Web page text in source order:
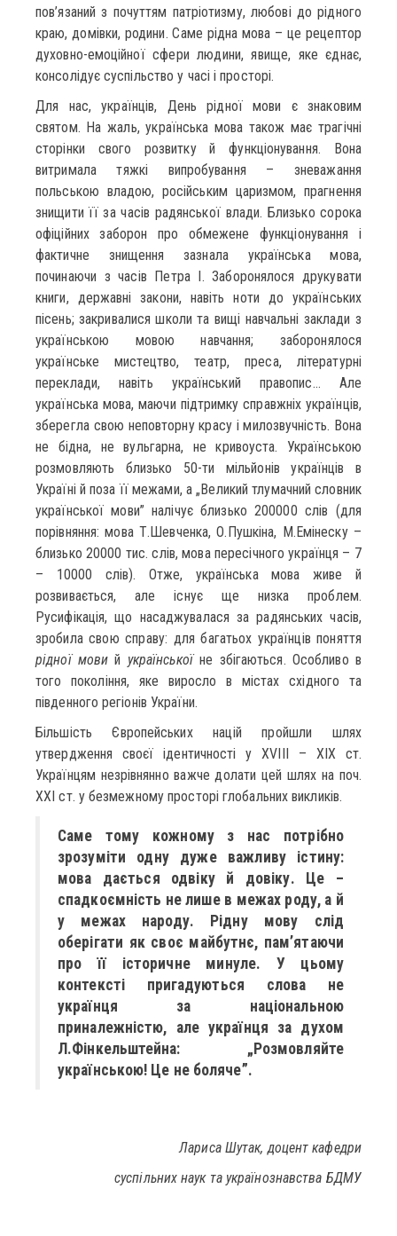
пов’язаний з почуттям патріотизму, любові до рідного
краю, домівки, родини. Саме рідна мова – це рецептор
духовно-емоційної сфери людини, явище, яке єднає,
консолідує суспільство у часі і просторі.
Для нас, українців, День рідної мови є знаковим
святом. На жаль, українська мова також має трагічні
сторінки свого розвитку й функціонування. Вона
витримала тяжкі випробування – зневажання
польською владою, російським царизмом, прагнення
знищити її за часів радянської влади. Близько сорока
офіційних заборон про обмежене функціонування і
фактичне знищення зазнала українська мова,
починаючи з часів Петра І. Заборонялося друкувати
книги, державні закони, навіть ноти до українських
пісень; закривалися школи та вищі навчальні заклади з
українською мовою навчання; заборонялося
українське мистецтво, театр, преса, літературні
переклади, навіть український правопис… Але
українська мова, маючи підтримку справжніх українців,
зберегла свою неповторну красу і милозвучність. Вона
не бідна, не вульгарна, не кривоуста. Українською
розмовляють близько 50-ти мільйонів українців в
Україні й поза її межами, а „Великий тлумачний словник
української мови” налічує близько 200000 слів (для
порівняння: мова Т.Шевченка, О.Пушкіна, М.Емінеску –
близько 20000 тис. слів, мова пересічного українця – 7
– 10000 слів). Отже, українська мова живе й
розвивається, але існує ще низка проблем.
Русифікація, що насаджувалася за радянських часів,
зробила свою справу: для багатьох українців поняття
рідної мови й українськоїне збігаються. Особливо в
того покоління, яке виросло в містах східного та
південного регіонів України.
Більшість Європейських націй пройшли шлях
утвердження своєї ідентичності у ХVІІІ – ХІХ ст.
Українцям незрівнянно важче долати цей шлях на поч.
ХХІ ст. у безмежному просторі глобальних викликів.
Саме тому кожному з нас потрібно
зрозуміти одну дуже важливу істину:
мова дається одвіку й довіку. Це –
спадкоємність не лише в межах роду, а й
у межах народу. Рідну мову слід
оберігати як своє майбутнє, пам’ятаючи
про її історичне минуле. У цьому
контексті пригадуються слова не
українця за національною
приналежністю, але українця за духом
Л.Фінкельштейна: „Розмовляйте
українською! Це не боляче”.
Лариса Шутак, доцент кафедри
суспільних наук та українознавства БДМУ